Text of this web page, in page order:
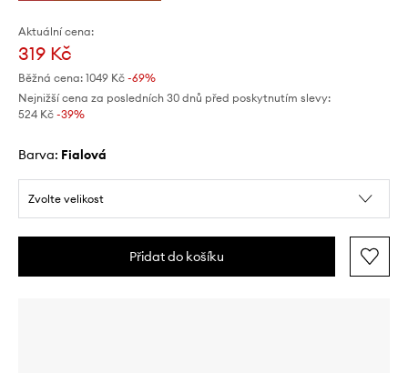
Aktuální cena:
319 Kč
Běžná cena: 1049 Kč -69%
Nejnižší cena za posledních 30 dnů před poskytnutím slevy:
524 Kč -39%
Barva: fialová
Zvolte velikost
Přidat do košíku